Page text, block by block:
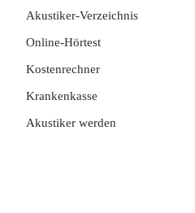
Akustiker-Verzeichnis
Online-Hörtest
Kostenrechner
Krankenkasse
Akustiker werden